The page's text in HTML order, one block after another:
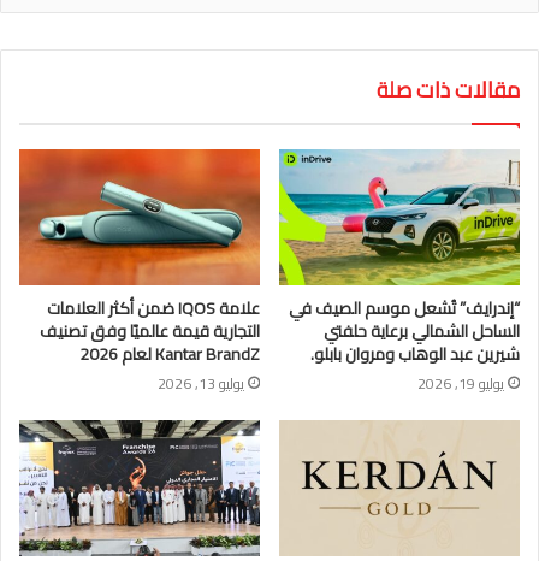
مقالات ذات صلة
“إندرايف” تُشعل موسم الصيف في
الساحل الشمالي برعاية حلفتي
شيرين عبد الوهاب ومروان بابلو.
يوليو 19, 2026
علامة IQOS ضمن أكثر العلامات
التجارية قيمة عالميًا وفق تصنيف
Kantar BrandZ لعام 2026
يوليو 13, 2026